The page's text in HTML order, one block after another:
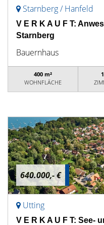
Starnberg / Hanfeld
V E R K A U F T:
Starnberg
Bauernhaus
400 m²
WOHNFLÄCHE
640.000,- €
Utting
V E R K A U F T: See-